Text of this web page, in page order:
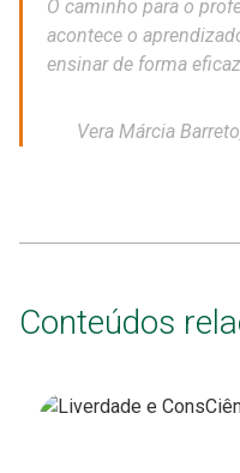
O caminho para o
acontece o
ensinar de forma
Vera Márcia
Conteúdos